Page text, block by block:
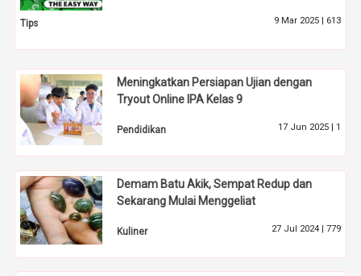
Tips 9 Mar 2025 | 613
Meningkatkan Persiapan Ujian dengan
Tryout Online IPA Kelas 9
Pendidikan 17 Jun 2025 | 1
Demam Batu Akik, Sempat Redup dan
Sekarang Mulai Menggeliat
Kuliner 27 Jul 2024 | 779